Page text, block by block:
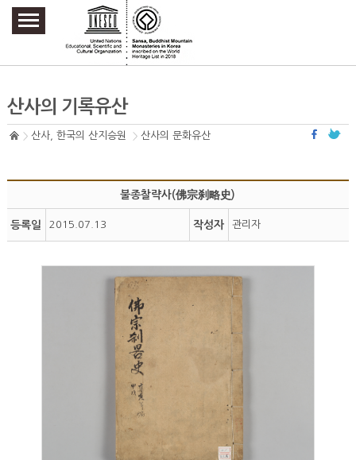
주요메뉴 바로가기
본문 바로가기
하단메뉴 바로가기
산사의 기록유산
산사, 한국의 산지승원 산사의 문화유산
불종찰략사(佛宗刹略史)
등록일 2015.07.13 작성자 관리자